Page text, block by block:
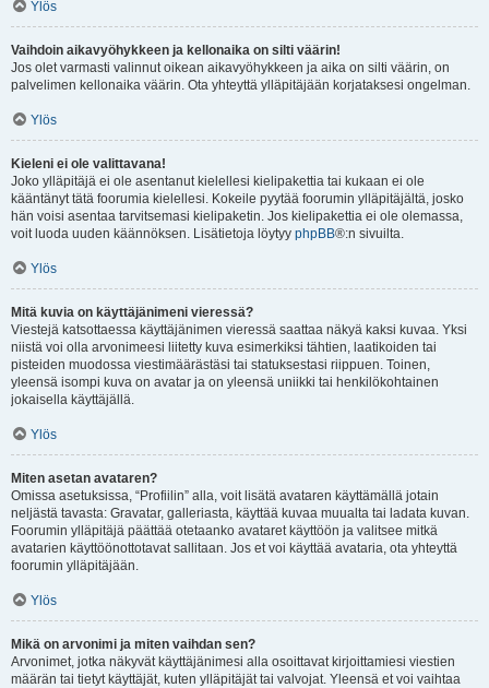
Ylös
Vaihdoin aikavyöhykkeen ja kellonaika on silti väärin!
Jos olet varmasti valinnut oikean aikavyöhykkeen ja aika on silti väärin, on
palvelimen kellonaika väärin. Ota yhteyttä ylläpitäjään korjataksesi ongelman.
Ylös
Kieleni ei ole valittavana!
Joko ylläpitäjä ei ole asentanut kielellesi kielipakettia tai kukaan ei ole
kääntänyt tätä foorumia kielellesi. Kokeile pyytää foorumin ylläpitäjältä, josko
hän voisi asentaa tarvitsemasi kielipaketin. Jos kielipakettia ei ole olemassa,
voit luoda uuden käännöksen. Lisätietoja löytyy phpBB®:n sivuilta.
Ylös
Mitä kuvia on käyttäjänimeni vieressä?
Viestejä katsottaessa käyttäjänimen vieressä saattaa näkyä kaksi kuvaa. Yksi
niistä voi olla arvonimeesi liitetty kuva esimerkiksi tähtien, laatikoiden tai
pisteiden muodossa viestimäärästäsi tai statuksestasi riippuen. Toinen,
yleensä isompi kuva on avatar ja on yleensä uniikki tai henkilökohtainen
jokaisella käyttäjällä.
Ylös
Miten asetan avataren?
Omissa asetuksissa, “Profiilin” alla, voit lisätä avataren käyttämällä jotain
neljästä tavasta: Gravatar, galleriasta, käyttää kuvaa muualta tai ladata kuvan.
Foorumin ylläpitäjä päättää otetaanko avataret käyttöön ja valitsee mitkä
avatarien käyttöönottotavat sallitaan. Jos et voi käyttää avataria, ota yhteyttä
foorumin ylläpitäjään.
Ylös
Mikä on arvonimi ja miten vaihdan sen?
Arvonimet, jotka näkyvät käyttäjänimesi alla osoittavat kirjoittamiesi viestien
määrän tai tietyt käyttäjät, kuten ylläpitäjät tai valvojat. Yleensä et voi vaihtaa